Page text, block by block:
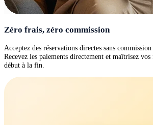
Zéro frais, zéro commission
Acceptez des réservations directes sans commission
Recevez les paiements directement et maîtrisez
début à la fin.